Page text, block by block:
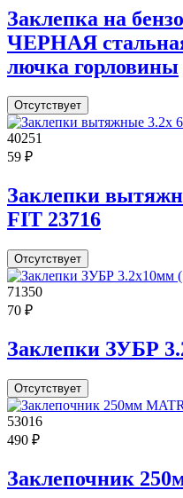
Заклепка на
ЧЕРНАЯ
лючка горловины
Отсутствует
40251
59 ₽
Заклепки
FIT 23716
Отсутствует
71350
70 ₽
Заклепки ЗУБР
Отсутствует
53016
490 ₽
Заклепочник